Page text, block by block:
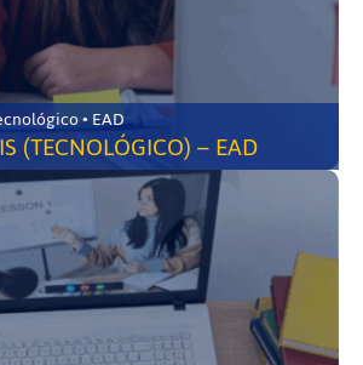
Divinópolis-MG • Tecnológico • EAD
(TECNOLÓGICO) – EAD